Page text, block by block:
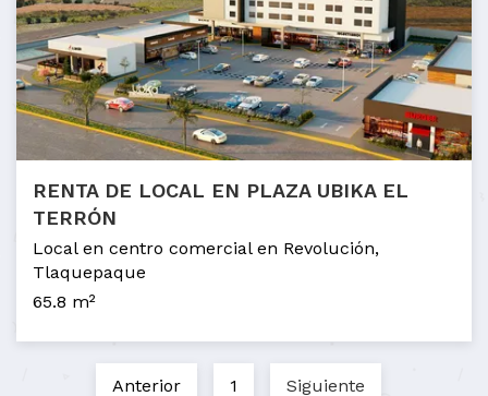
RENTA DE LOCAL EN PLAZA UBIKA EL
TERRÓN
Local en centro comercial en Revolución,
Tlaquepaque
65.8 m²
Anterior 1 Siguiente